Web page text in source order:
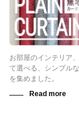
お部屋のインテリア
て選べる、シンプル
を集めました。